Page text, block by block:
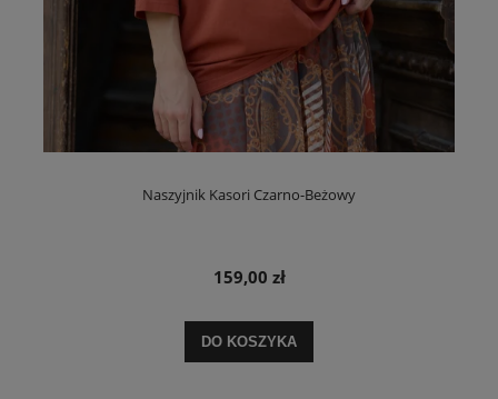
Naszyjnik Kasori Czarno-Beżowy
159,00 zł
DO KOSZYKA